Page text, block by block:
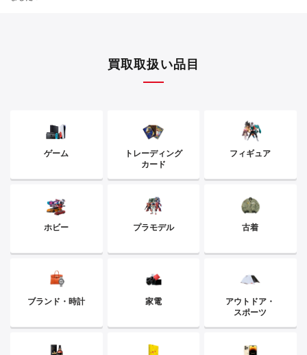
買取取扱い品目
ゲーム
トレーディング
カード
フィギュア
ホビー プラモデル 古着
ブランド・時計 家電
アウトドア・
スポーツ